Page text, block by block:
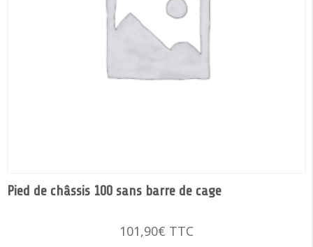
Pied de châssis 100 sans barre de cage
101,90€ TTC